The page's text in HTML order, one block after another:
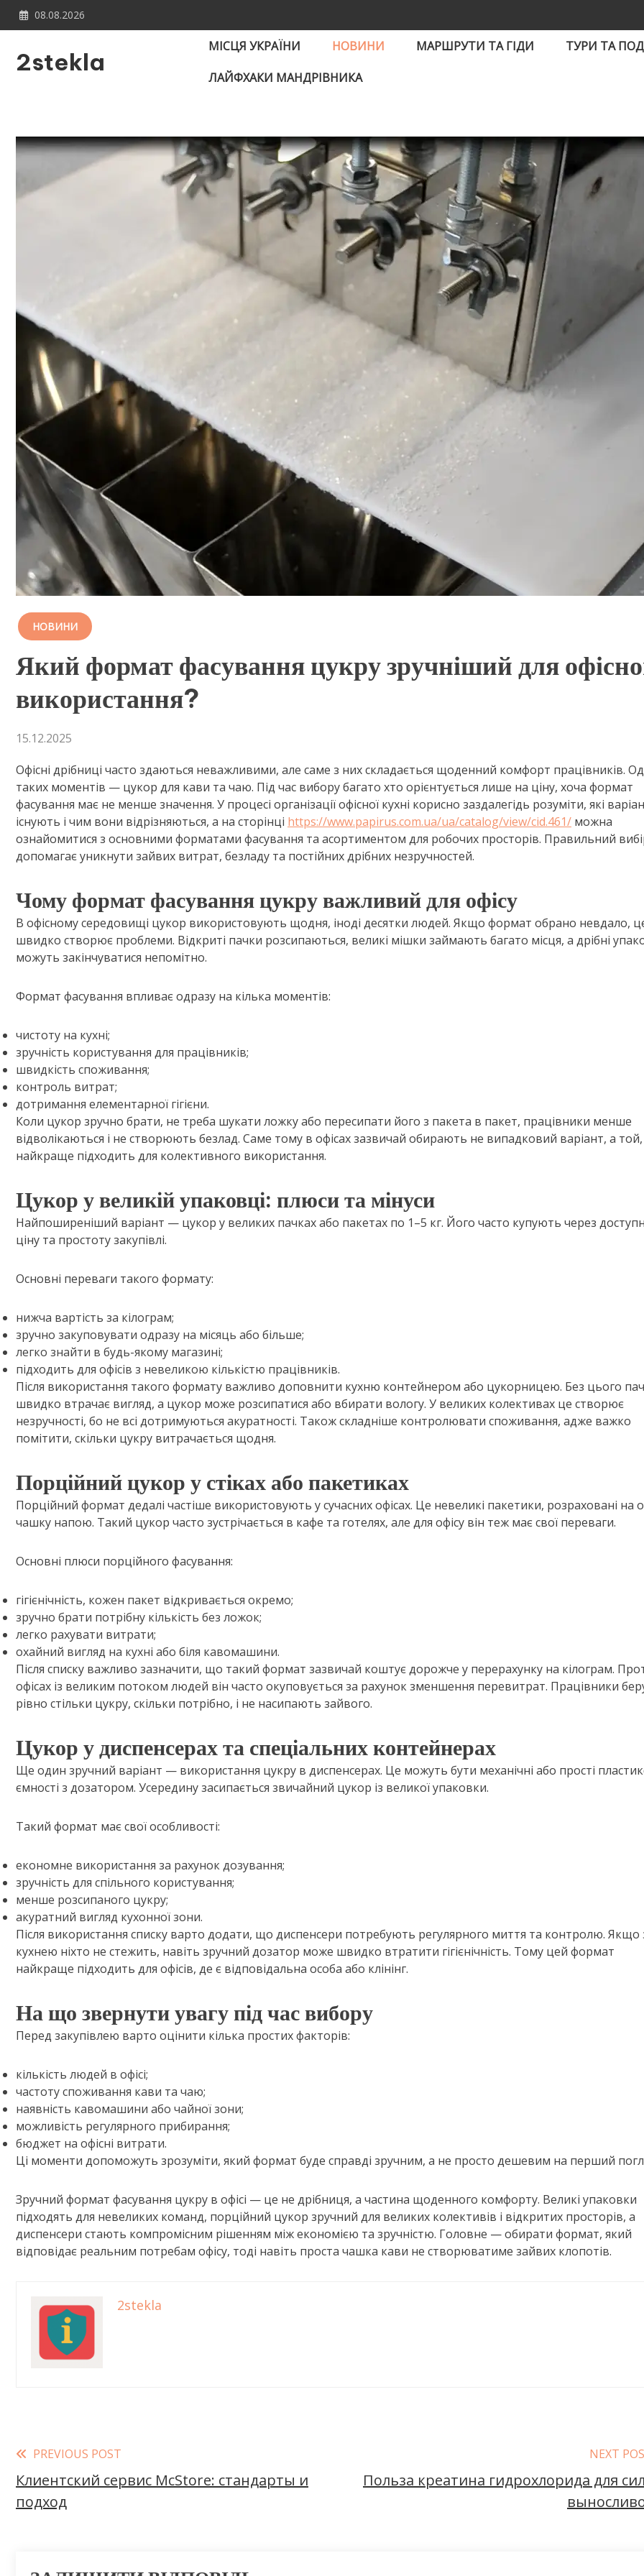
Skip
08.08.2026
2stekla
МІСЦЯ УКРАЇНИ НОВИНИ МАРШРУТИ ТА ГІДИ
ТУРИ ТА
ЛАЙФХАКИ МАНДРІВНИКА
НОВИНИ
Який формат фасування цукру зручніший для
використання?
15.12.2025
Офісні дрібниці часто здаються неважливими, але саме з них складається щоденний комфорт працівників.
таких моментів — цукор для кави та чаю. Під час вибору багато хто орієнтується лише на ціну, хоча формат
фасування має не менше значення. У процесі організації офісної кухні корисно заздалегідь розуміти, які
існують і чим вони відрізняються, а на сторінці https://www.papirus.com.ua/ua/catalog/view/cid.461/ можна
ознайомитися з основними форматами фасування та асортиментом для робочих просторів. Правильний
допомагає уникнути зайвих витрат, безладу та постійних дрібних незручностей.
Чому формат фасування цукру важливий для офісу
В офісному середовищі цукор використовують щодня, іноді десятки людей. Якщо формат обрано невдало,
швидко створює проблеми. Відкриті пачки розсипаються, великі мішки займають багато місця, а дрібні
можуть закінчуватися непомітно.
Формат фасування впливає одразу на кілька моментів:
чистоту на кухні;
зручність користування для працівників;
швидкість споживання;
контроль витрат;
дотримання елементарної гігієни.
Коли цукор зручно брати, не треба шукати ложку або пересипати його з пакета в пакет, працівники менше
відволікаються і не створюють безлад. Саме тому в офісах зазвичай обирають не випадковий варіант, а
найкраще підходить для колективного використання.
Цукор у великій упаковці: плюси та мінуси
Найпоширеніший варіант — цукор у великих пачках або пакетах по 1–5 кг. Його часто купують через
ціну та простоту закупівлі.
Основні переваги такого формату:
нижча вартість за кілограм;
зручно закуповувати одразу на місяць або більше;
легко знайти в будь-якому магазині;
підходить для офісів з невеликою кількістю працівників.
Після використання такого формату важливо доповнити кухню контейнером або цукорницею. Без цього
швидко втрачає вигляд, а цукор може розсипатися або вбирати вологу. У великих колективах це створює
незручності, бо не всі дотримуються акуратності. Також складніше контролювати споживання, адже важко
помітити, скільки цукру витрачається щодня.
Порційний цукор у стіках або пакетиках
Порційний формат дедалі частіше використовують у сучасних офісах. Це невеликі пакетики, розраховані на
чашку напою. Такий цукор часто зустрічається в кафе та готелях, але для офісу він теж має свої переваги.
Основні плюси порційного фасування:
гігієнічність, кожен пакет відкривається окремо;
зручно брати потрібну кількість без ложок;
легко рахувати витрати;
охайний вигляд на кухні або біля кавомашини.
Після списку важливо зазначити, що такий формат зазвичай коштує дорожче у перерахунку на кілограм.
офісах із великим потоком людей він часто окуповується за рахунок зменшення перевитрат. Працівники
рівно стільки цукру, скільки потрібно, і не насипають зайвого.
Цукор у диспенсерах та спеціальних контейнерах
Ще один зручний варіант — використання цукру в диспенсерах. Це можуть бути механічні або прості
ємності з дозатором. Усередину засипається звичайний цукор із великої упаковки.
Такий формат має свої особливості:
економне використання за рахунок дозування;
зручність для спільного користування;
менше розсипаного цукру;
акуратний вигляд кухонної зони.
Після використання списку варто додати, що диспенсери потребують регулярного миття та контролю. Якщо
кухнею ніхто не стежить, навіть зручний дозатор може швидко втратити гігієнічність. Тому цей формат
найкраще підходить для офісів, де є відповідальна особа або клінінг.
На що звернути увагу під час вибору
Перед закупівлею варто оцінити кілька простих факторів:
кількість людей в офісі;
частоту споживання кави та чаю;
наявність кавомашини або чайної зони;
можливість регулярного прибирання;
бюджет на офісні витрати.
Ці моменти допоможуть зрозуміти, який формат буде справді зручним, а не просто дешевим на перший
Зручний формат фасування цукру в офісі — це не дрібниця, а частина щоденного комфорту. Великі упаковки
підходять для невеликих команд, порційний цукор зручний для великих колективів і відкритих просторів, а
диспенсери стають компромісним рішенням між економією та зручністю. Головне — обирати формат, який
відповідає реальним потребам офісу, тоді навіть проста чашка кави не створюватиме зайвих клопотів.
2stekla
Read
more
articles
PREVIOUS POST
Клиентский сервис McStore: стандарты и
подход
NEXT
Польза креатина гидрохлорида для